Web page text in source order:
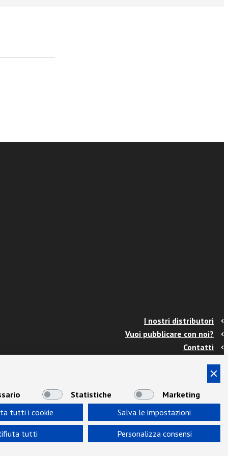
I nostri distributori
Vuoi pubblicare con noi?
Contatti
Termini e condizioni
Privacy
Area Docenti
Newsletter
Statistiche
Marketing
tutti i cookie
Salva le impostazioni
tutti Personalizza consensi